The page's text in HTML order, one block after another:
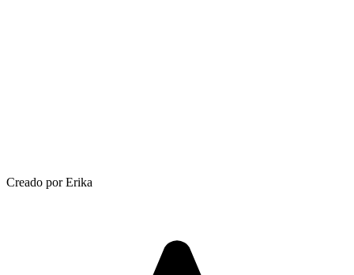
Creado por Erika